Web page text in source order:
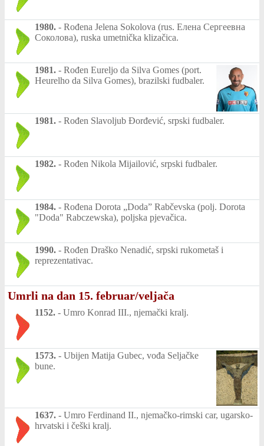
1980. - Rođena Jelena Sokolova (rus. Елена Сергеевна
Соколова), ruska umetnička klizačica.
1981. - Rođen Eureljo da Silva Gomes (port.
Heurelho da Silva Gomes), brazilski fudbaler.
1981. - Rođen Slavoljub Đorđević, srpski fudbaler.
1982. - Rođen Nikola Mijailović, srpski fudbaler.
1984. - Rođena Dorota „Doda” Rabčevska (polj. Dorota
"Doda" Rabczewska), poljska pjevačica.
1990. - Rođen Draško Nenadić, srpski rukometaš i
reprezentativac.
Umrli na dan 15. februar/veljača
1152. - Umro Konrad III., njemački kralj.
1573. - Ubijen Matija Gubec, vođa Seljačke
bune.
1637. - Umro Ferdinand II., njemačko-rimski car, ugarsko-
hrvatski i češki kralj.